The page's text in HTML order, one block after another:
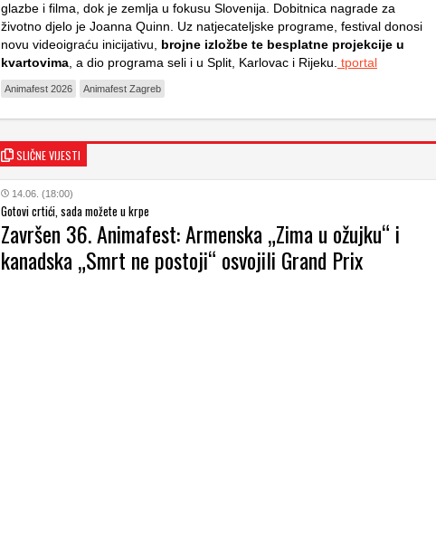
glazbe i filma, dok je zemlja u fokusu Slovenija. Dobitnica nagrade za
životno djelo je Joanna Quinn. Uz natjecateljske programe, festival donosi
novu videoigraću inicijativu,
brojne izložbe te besplatne projekcije u
kvartovima , a dio programa seli i u Split, Karlovac i Rijeku. tportal
Animafest 2026 Animafest Zagreb
SLIČNE VIJESTI
14.06. (18:00)
Gotovi crtići, sada možete u krpe
Završen 36. Animafest: Armenska „Zima u ožujku“ i
kanadska „Smrt ne postoji“ osvojili Grand Prix